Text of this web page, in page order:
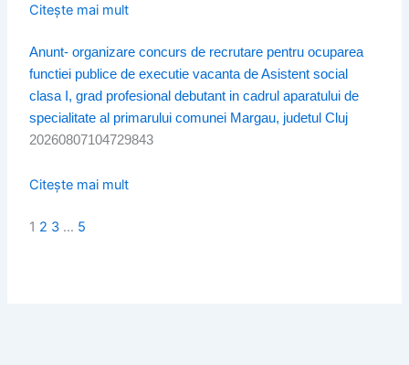
Citește mai mult
Anunt- organizare concurs de recrutare pentru ocuparea
functiei publice de executie vacanta de Asistent social
clasa I, grad profesional debutant in cadrul aparatului de
specialitate al primarului comunei Margau, judetul Cluj
20260807104729843
Citește mai mult
1 2 3 … 5